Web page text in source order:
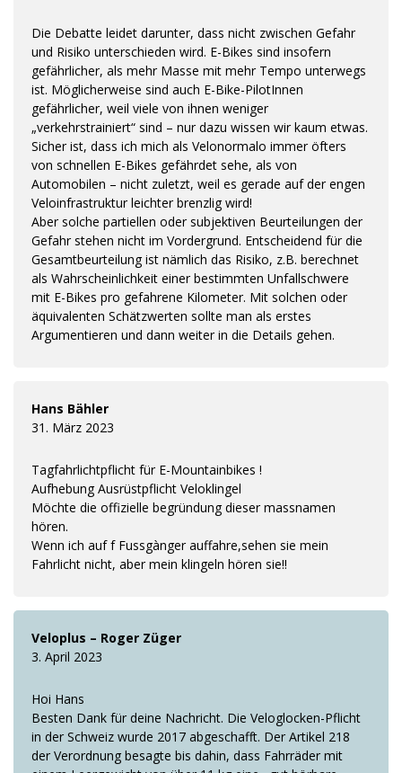
Die Debatte leidet darunter, dass nicht zwischen Gefahr
und Risiko unterschieden wird. E-Bikes sind insofern
gefährlicher, als mehr Masse mit mehr Tempo unterwegs
ist. Möglicherweise sind auch E-Bike-PilotInnen
gefährlicher, weil viele von ihnen weniger
„verkehrstrainiert“ sind – nur dazu wissen wir kaum etwas.
Sicher ist, dass ich mich als Velonormalo immer öfters
von schnellen E-Bikes gefährdet sehe, als von
Automobilen – nicht zuletzt, weil es gerade auf der engen
Veloinfrastruktur leichter brenzlig wird!
Aber solche partiellen oder subjektiven Beurteilungen der
Gefahr stehen nicht im Vordergrund. Entscheidend für die
Gesamtbeurteilung ist nämlich das Risiko, z.B. berechnet
als Wahrscheinlichkeit einer bestimmten Unfallschwere
mit E-Bikes pro gefahrene Kilometer. Mit solchen oder
äquivalenten Schätzwerten sollte man als erstes
Argumentieren und dann weiter in die Details gehen.
Hans Bähler
31. März 2023
Tagfahrlichtpflicht für E-Mountainbikes !
Aufhebung Ausrüstpflicht Veloklingel
Möchte die offizielle begründung dieser massnamen
hören.
Wenn ich auf f Fussgànger auffahre,sehen sie mein
Fahrlicht nicht, aber mein klingeln hören sie!!
Veloplus – Roger Züger
3. April 2023
Hoi Hans
Besten Dank für deine Nachricht. Die Veloglocken-Pflicht
in der Schweiz wurde 2017 abgeschafft. Der Artikel 218
der Verordnung besagte bis dahin, dass Fahrräder mit